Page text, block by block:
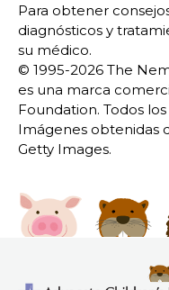
Para obtener
diagnósticos y
su médico.
© 1995-2026 The
es una marca
Foundation. Todos
Imágenes obtenidas
Getty Images.